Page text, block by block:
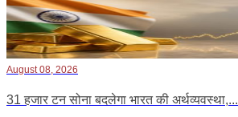
August 08, 2026
31 हजार टन सोना बदलेगा भारत की अर्थव्यवस्था,...